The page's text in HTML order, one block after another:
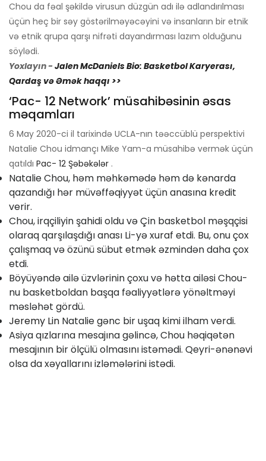
Chou da fəal şəkildə virusun düzgün adı ilə adlandırılması
üçün heç bir səy göstərilməyəcəyini və insanların bir etnik
və etnik qrupa qarşı nifrəti dayandırması lazım olduğunu
söylədi.
Yoxlayın - Jalen McDaniels Bio: Basketbol Karyerası,
Qardaş və Əmək haqqı >>
‘Pac- 12 Network’ müsahibəsinin əsas
məqamları
6 May 2020-ci il tarixində UCLA-nın təəccüblü perspektivi
Natalie Chou idmançı Mike Yam-a müsahibə vermək üçün
qatıldı Pac- 12 Şəbəkələr .
Natalie Chou, həm məhkəmədə həm də kənarda
qazandığı hər müvəffəqiyyət üçün anasına kredit
verir.
Chou, irqçiliyin şahidi oldu və Çin basketbol məşqçisi
olaraq qarşılaşdığı anası Li-yə xuraf etdi. Bu, onu çox
çalışmaq və özünü sübut etmək əzmindən daha çox
etdi.
Böyüyəndə ailə üzvlərinin çoxu və hətta ailəsi Chou-
nu basketboldan başqa fəaliyyətlərə yönəltməyi
məsləhət gördü.
Jeremy Lin Natalie gənc bir uşaq kimi ilham verdi.
Asiya qızlarına mesajına gəlincə, Chou həqiqətən
mesajının bir ölçülü olmasını istəmədi. Qeyri-ənənəvi
olsa da xəyallarını izləmələrini istədi.